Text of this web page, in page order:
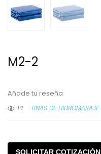
M2-2
Añade tu reseña
14
TINAS DE HIDROMASAJE
SOLICITAR COTIZACIÓN